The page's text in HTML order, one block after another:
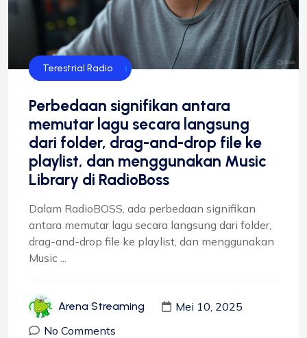
Streaming Radio
Teknologi
Teknologi Radio
Terestrial Radio
Perbedaan signifikan antara
memutar lagu secara langsung
dari folder, drag-and-drop file ke
playlist, dan menggunakan Music
Library di RadioBoss
Dalam RadioBOSS, ada perbedaan signifikan
antara memutar lagu secara langsung dari folder,
drag-and-drop file ke playlist, dan menggunakan
Music ...
Arena Streaming
Mei 10, 2025
No Comments